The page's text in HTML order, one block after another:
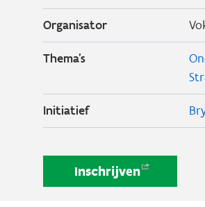
Organisator
Thema's
Initiatief
Inschrijven